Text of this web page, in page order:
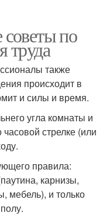
по
труда
также
происходит в
и силы и время.
угла комнаты и
часовой стрелке (или
правила:
карнизы,
мебель), и только